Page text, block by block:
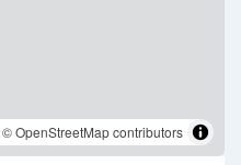
© OpenStreetMap contributors